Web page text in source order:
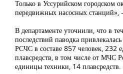
Только в Уссурийском городском
передвижных насосных станций»,
В департаменте уточнили, что в
последствий паводка
РСЧС в составе 857 человек, 232
плавсредств, в том числе от МЧС
единицы техники, 14 плавсредств.